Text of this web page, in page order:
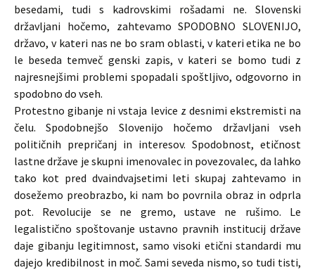
besedami, tudi s kadrovskimi rošadami ne. Slovenski
državljani hočemo, zahtevamo SPODOBNO SLOVENIJO,
državo, v kateri nas ne bo sram oblasti, v kateri etika ne bo
le beseda temveč genski zapis, v kateri se bomo tudi z
najresnejšimi problemi spopadali spoštljivo, odgovorno in
spodobno do vseh.
Protestno gibanje ni vstaja levice z desnimi ekstremisti na
čelu. Spodobnejšo Slovenijo hočemo državljani vseh
političnih prepričanj in interesov. Spodobnost, etičnost
lastne države je skupni imenovalec in povezovalec, da lahko
tako kot pred dvaindvajsetimi leti skupaj zahtevamo in
dosežemo preobrazbo, ki nam bo povrnila obraz in odprla
pot. Revolucije se ne gremo, ustave ne rušimo. Le
legalistično spoštovanje ustavno pravnih institucij države
daje gibanju legitimnost, samo visoki etični standardi mu
dajejo kredibilnost in moč. Sami seveda nismo, so tudi tisti,